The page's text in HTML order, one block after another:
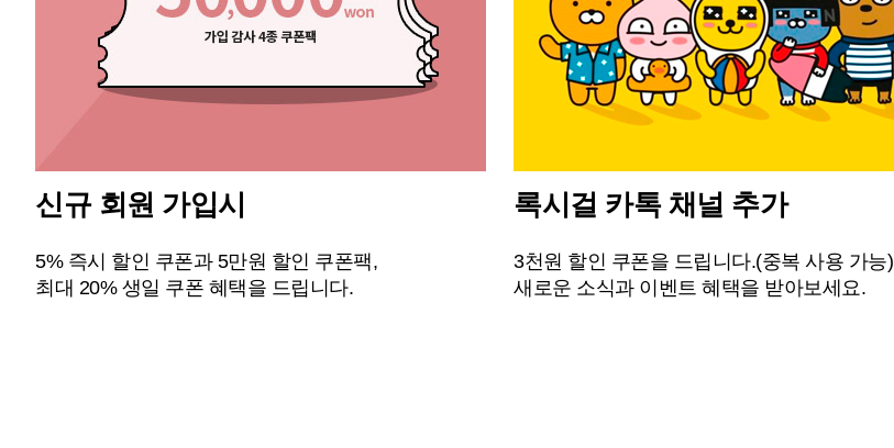
신규 회원 가입시
5% 즉시 할인 쿠폰과 5만원 할인 쿠폰팩,
최대 20% 생일 쿠폰 혜택을 드립니다.
록시걸 카톡 채널 추가
3천원 할인 쿠폰을 드립니다.(중복 사용 가능)
새로운 소식과 이벤트 혜택을 받아보세요.